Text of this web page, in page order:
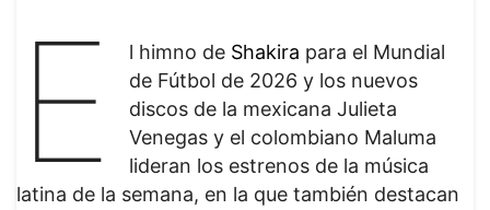
E l himno de Shakira para el Mundial
de Fútbol de 2026 y los nuevos
discos de la mexicana Julieta
Venegas y el colombiano Maluma
lideran los estrenos de la música
latina de la semana, en la que también destacan